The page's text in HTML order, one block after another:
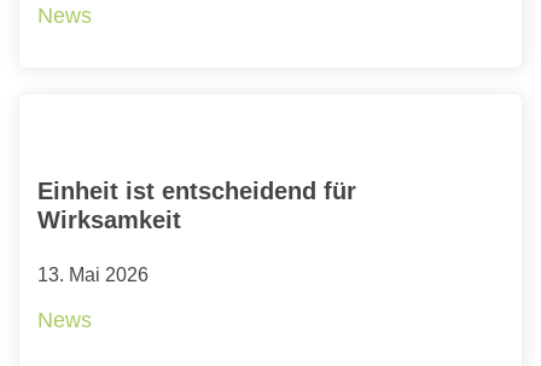
News
Einheit ist entscheidend für
Wirksamkeit
13. Mai 2026
News